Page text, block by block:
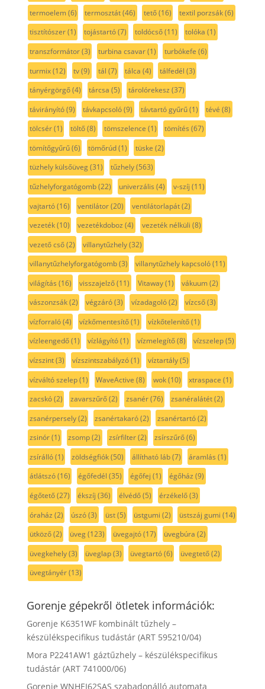
termoelem(6) termosztát(46) tető(16) textil porzsák(6)
tisztítószer(1) tojástartó(7) toldócső(11) tolóka (1)
transzformátor(3) turbina csavar(1) turbókefe (6)
turmix(12) tv(9) tál (7) tálca (4) tálfedél (3)
tányérgörgő(4) tárcsa (5) tárolórekesz (37)
távirányító(9) távkapcsoló(9) távtartó gyűrű(1) tévé (8)
tölcsér(1) töltő(8) tömszelence (1) tömítés (67)
tömítőgyűrű(6) tömőrúd(1) tüske (2)
tüzhely külsőüveg(31) tűzhely(563)
tűzhelyforgatógomb(22) univerzális (4) v-szíj (11)
vajtartó(16) ventilátor(20) ventilátorlapát(2)
vezeték(10) vezetékdoboz (4) vezeték nélküli (8)
vezető cső(2) villanytűzhely(32)
villanytűzhelyforgatógomb(3) villanytűzhely kapcsoló(11)
világítás (16) visszajelző(11) Vitaway(1) vákuum(2)
vászonzsák(2) végzáró(3) vízadagoló(2) vízcső(3)
vízforraló(4) vízkőmentesítő(1) vízkőtelenítő(1)
vízleengedő(1) vízlágyító(1) vízmelegítő(8) vízszelep(5)
vízszint(3) vízszintszabályzó(1) víztartály(5)
vízváltó szelep(1) WaveActive (8) wok(10) xtraspace (1)
zacskó(2) zavarszűrő(2) zsanér(76) zsanéralátét(2)
zsanérpersely(2) zsanértakaró(2) zsanértartó(2)
zsinór(1) zsomp(2) zsírfilter(2) zsírszűrő(6)
zsírálló(1) zöldségfiók(50) állítható láb(7) áramlás (1)
átlátszó(16) égőfedél (35) égőfej (1) égőház (9)
égőtető(27) ékszíj (36) élvédő(5) érzékelő(3)
óraház (2) úszó(3) üst(5) üstgumi (2) üstszáj gumi (14)
ütköző(2) üveg(123) üvegajtó(17) üvegbúra (2)
üvegkehely(3) üveglap(3) üvegtartó(6) üvegtető(2)
üvegtányér(13)
Gorenje gépekről ötletek információk:
Gorenje K6351WF kombinált tűzhely –
készülékspecifikus tudástár (ART 595210/04)
Mora P2241AW1 gáztűzhely – készülékspecifikus
tudástár (ART 741000/06)
Gorenje WNHEI62SAS szabadonálló automata